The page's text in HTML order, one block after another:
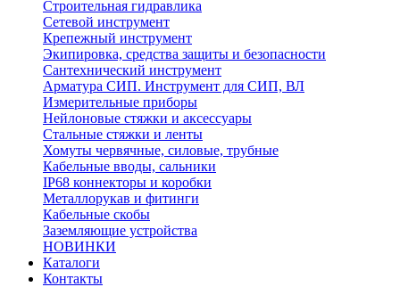
Строительная гидравлика
Сетевой инструмент
Крепежный инструмент
Экипировка, средства защиты и безопасности
Сантехнический инструмент
Арматура СИП. Инструмент для СИП, ВЛ
Измерительные приборы
Нейлоновые стяжки и аксессуары
Стальные стяжки и ленты
Хомуты червячные, силовые, трубные
Кабельные вводы, сальники
IP68 коннекторы и коробки
Металлорукав и фитинги
Кабельные скобы
Заземляющие устройства
НОВИНКИ
Каталоги
Контакты